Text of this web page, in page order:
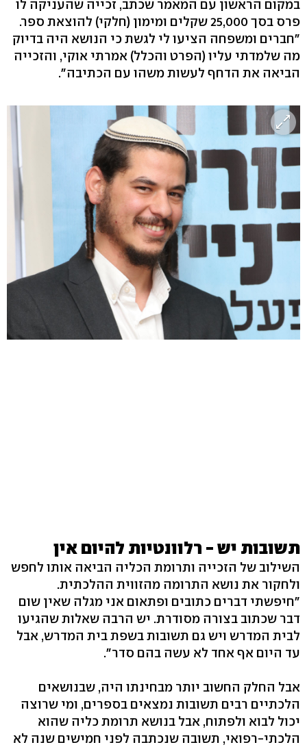
במקום הראשון עם המאמר שכתב, זכייה שהעניקה לו
פרס בסך 25,000 שקלים ומימון (חלקי) להוצאת ספר.
"חברים ומשפחה הציעו לי לגשת כי הנושא היה בדיוק
מה שלמדתי עליו (הפרט והכלל) אמרתי אוקי, והזכייה
הביאה את הדחף לעשות משהו עם הכתיבה".
תשובות יש - רלוונטיות להיום אין
השילוב של הזכייה ותרומת הכליה הביאה אותו לחפש
ולחקור את נושא התרומה מהזווית ההלכתית.
"חיפשתי דברים כתובים ופתאום אני מגלה שאין שום
דבר שכתוב בצורה מסודרת. יש הרבה שאלות שהגיעו
לבית המדרש ויש גם תשובות בשפת בית המדרש, אבל
עד היום אף אחד לא עשה בהם סדר".
אבל החלק החשוב יותר מבחינתו היה, שבנושאים
הלכתיים רבים תשובות נמצאים בספרים, ומי שרוצה
יכול לבוא ולפתוח, אבל בנושא תרומת כליה שהוא
הלכתי-רפואי, תשובה שנכתבה לפני חמישים שנה לא